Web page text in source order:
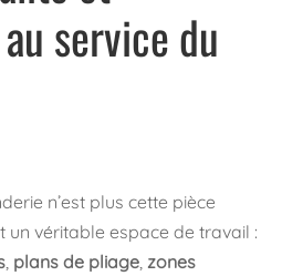
service du
n’est plus cette pièce
un véritable espace de travail :
, plans de pliage, zones